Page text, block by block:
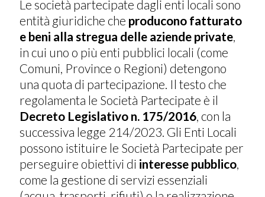
Le società partecipate dagli enti locali sono
entità giuridiche che producono fatturato
e beni alla stregua delle aziende private,
in cui uno o più enti pubblici locali (come
Comuni, Province o Regioni) detengono
una quota di partecipazione. Il testo che
regolamenta le Società Partecipate è il
Decreto Legislativo n. 175/2016, con la
successiva legge 214/2023. Gli Enti Locali
possono istituire le Società Partecipate per
perseguire obiettivi di interesse pubblico,
come la gestione di servizi essenziali